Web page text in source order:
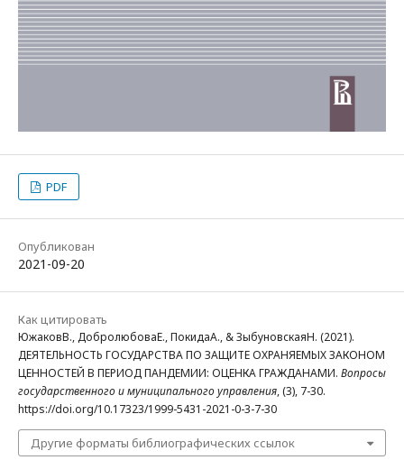
PDF
Опубликован
2021-09-20
Как цитировать
ЮжаковВ., ДобролюбоваЕ., ПокидаА., & ЗыбуновскаяН. (2021).
ДЕЯТЕЛЬНОСТЬ ГОСУДАРСТВА ПО ЗАЩИТЕ ОХРАНЯЕМЫХ ЗАКОНОМ
ЦЕННОСТЕЙ В ПЕРИОД ПАНДЕМИИ: ОЦЕНКА ГРАЖДАНАМИ. Вопросы
государственного и муниципального управления, (3), 7-30.
https://doi.org/10.17323/1999-5431-2021-0-3-7-30
Другие форматы библиографических ссылок